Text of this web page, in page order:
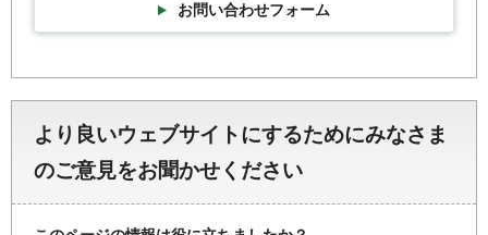
お問い合わせフォーム
より良いウェブサイトにするためにみなさま
のご意見をお聞かせください